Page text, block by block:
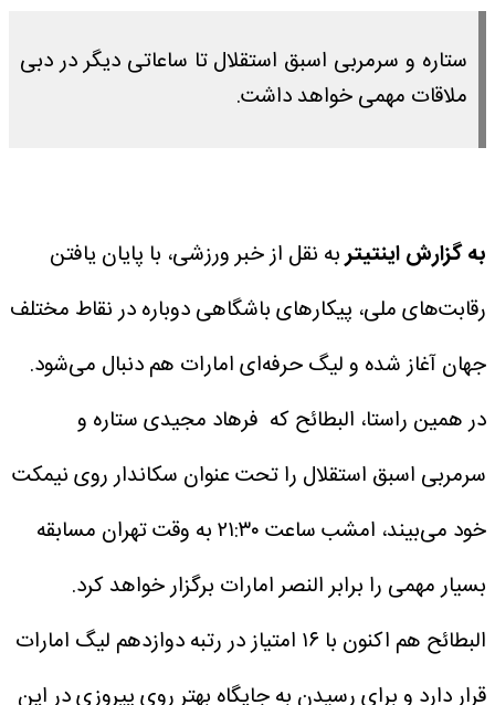
ستاره و سرمربی اسبق استقلال تا ساعاتی دیگر در دبی
ملاقات مهمی خواهد داشت.
به گزارش اینتیتربه نقل از خبر ورزشی، با پایان یافتن
رقابت‌های ملی، پیکارهای باشگاهی دوباره در نقاط مختلف
جهان آغاز شده و لیگ حرفه‌ای امارات هم دنبال می‌شود.
در همین راستا، البطائح که فرهاد مجیدی ستاره و
سرمربی اسبق استقلال را تحت عنوان سکاندار روی نیمکت
خود می‌بیند، امشب ساعت ۲۱:۳۰ به وقت تهران مسابقه
بسیار مهمی را برابر النصر امارات برگزار خواهد کرد.
البطائح هم اکنون با ۱۶ امتیاز در رتبه دوازدهم لیگ امارات
قرار دارد و برای رسیدن به جایگاه بهتر روی پیروزی در این